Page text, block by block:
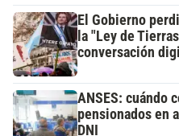
El Gobierno
la "Ley de
conversación
ANSES: cuándo
pensionados en
DNI